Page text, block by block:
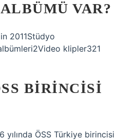
VAR?
2011Stüdyo
klipler321
BIRINCISI
yılında ÖSS Türkiye birincisi